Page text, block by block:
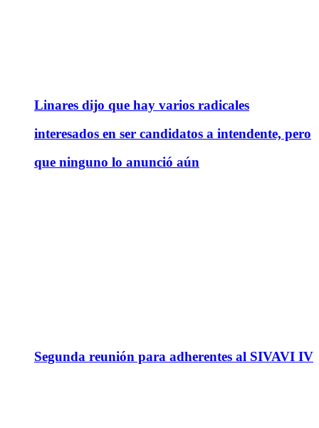
Linares dijo que hay varios radicales
interesados en ser candidatos a intendente, pero
que ninguno lo anunció aún
Segunda reunión para adherentes al SIVAVI IV